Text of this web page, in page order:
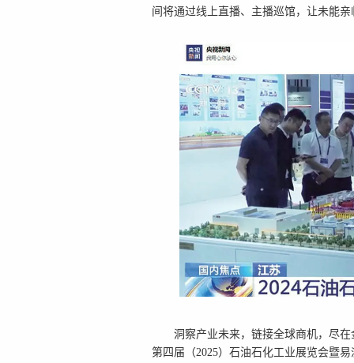
间将通过线上直播、主播巡馆，让未能
洞察产业未来，链接全球商机，尽
第四届（2025）石油石化工业展览会暨